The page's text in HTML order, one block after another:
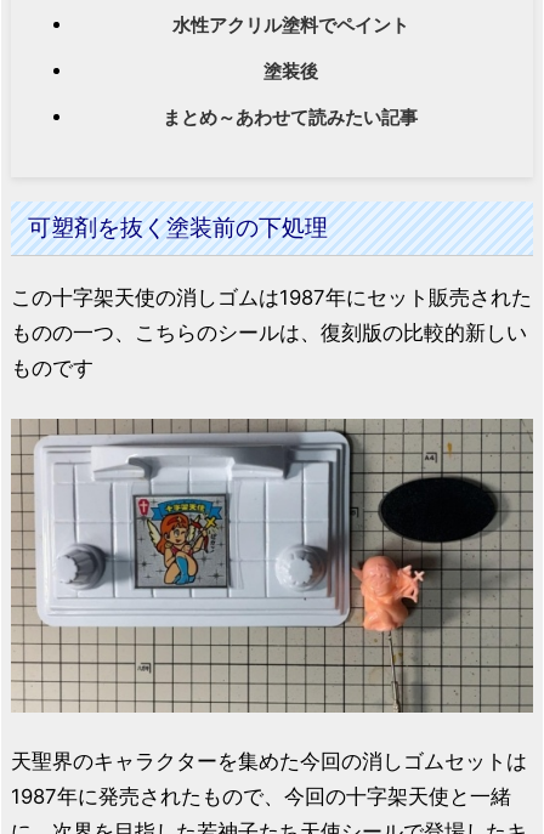
水性アクリル塗料でペイント
塗装後
まとめ～あわせて読みたい記事
可塑剤を抜く塗装前の下処理
この十字架天使の消しゴムは1987年にセット販売された
ものの一つ、こちらのシールは、復刻版の比較的新しい
ものです
天聖界のキャラクターを集めた今回の消しゴムセットは
1987年に発売されたもので、今回の十字架天使と一緒